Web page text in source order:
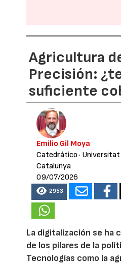
Agricultura
Precisión:
suficiente
Emilio Gil Moya
Catedrático ·
Catalunya
09/07/2026
2953
La digitalización se ha
de los pilares de la
Tecnologías como la